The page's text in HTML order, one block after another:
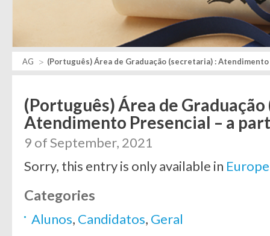
AG (Português) Área de Graduação (secretaria) :
(Português) Área de
Atendimento Presencial – a
9 of September, 2021
Sorry, this entry is only available in
Categories
Alunos, Candidatos, Geral